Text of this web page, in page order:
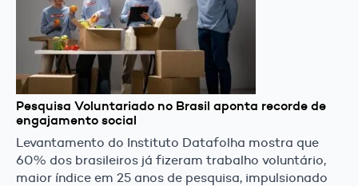
Pesquisa Voluntariado no Brasil aponta recorde de
engajamento social
Levantamento do Instituto Datafolha mostra que
60% dos brasileiros já fizeram trabalho voluntário,
maior índice em 25 anos de pesquisa, impulsionado